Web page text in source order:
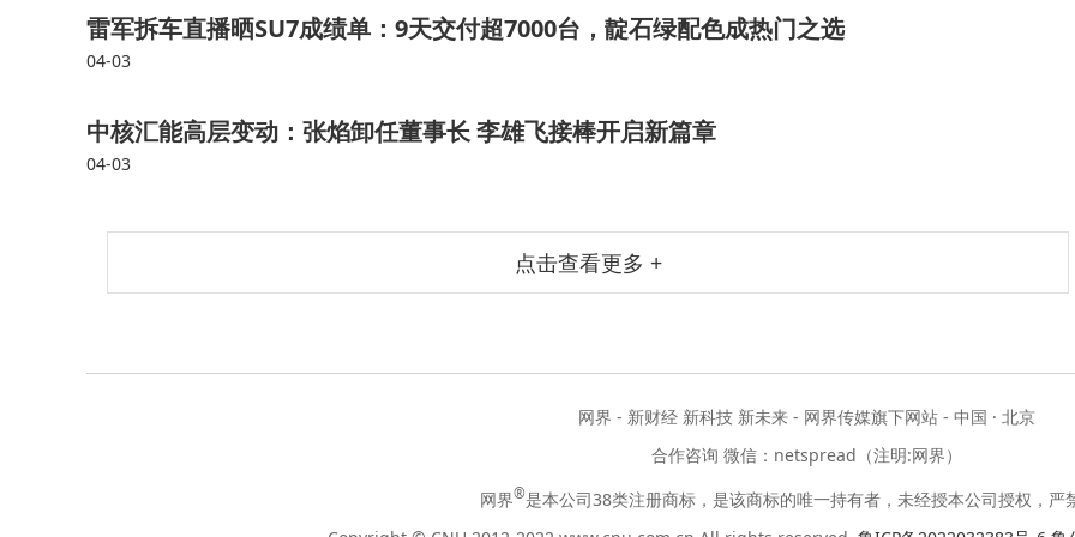
雷军拆车直播晒SU7成绩单：9天交付超7000台，靛石绿配色成热门之选
04-03
中核汇能高层变动：张焰卸任董事长 李雄飞接棒开启新篇章
04-03
点击查看更多 +
网界 - 新财经 新科技 新未来 - 网界传媒旗下网站 - 中国 · 北京
合作咨询 微信：netspread（注明:网界）
网界®是本公司38类注册商标，是该商标的唯一持有者，未经授本公司授权，严